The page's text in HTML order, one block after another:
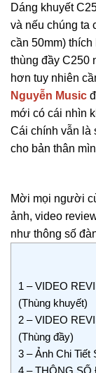
Dáng khuyết
và nếu chúng ta
cần 50mm)
thùng đầy C250
hơn tuy nhiên
Nguyễn Music
mới có cái nhìn
Cái chính vẫn là
cho bản thân
Mời mọi người
ảnh, video
như thông số
1 – VIDEO
(Thùng khuyết)
2 – VIDEO
(Thùng đầy)
3 – Ảnh Chi Tiết
4 – THÔNG SỐ